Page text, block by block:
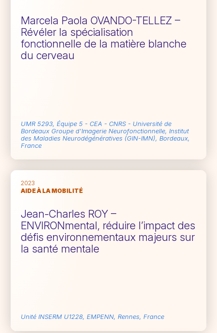
Marcela Paola OVANDO-TELLEZ –
Révéler la spécialisation
fonctionnelle de la matière blanche
du cerveau
UMR 5293, Équipe 5 - CEA - CNRS - Université de
Bordeaux Groupe d'Imagerie Neurofonctionnelle, Institut
des Maladies Neurodégénératives (GIN-IMN), Bordeaux,
France
2023
AIDE À LA MOBILITÉ
Jean-Charles ROY –
ENVIRONmental, réduire l’impact des
défis environnementaux majeurs sur
la santé mentale
Unité INSERM U1228, EMPENN, Rennes, France